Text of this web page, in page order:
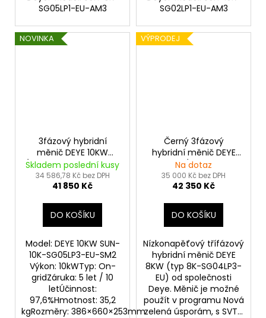
SG05LP1-EU-AM3
SG02LP1-EU-AM3
NOVINKA
3fázový hybridní
měnič DEYE 10KW
(SUN-10K-SG05LP3-EU-
SM2)
Skladem poslední kusy
34 586,78 Kč bez DPH
41 850 Kč
DO KOŠÍKU
Model: DEYE 10KW SUN-
10K-SG05LP3-EU-SM2
Výkon: 10kWTyp: On-
gridZáruka: 5 let / 10
letÚčinnost:
97,6%Hmotnost: 35,2
kgRozměry: 386×660×253mm
VÝPRODEJ
Černý 3fázový
hybridní měnič DEYE
8KW (SUN-8K-
SG04LP3-EU)
Na dotaz
35 000 Kč bez DPH
42 350 Kč
DO KOŠÍKU
Nízkonapěťový třífázový
hybridní měnič DEYE
8KW (typ 8K-SG04LP3-
EU) od společnosti
Deye. Měnič je možné
použít v programu Nová
zelená úsporám, s SVT...